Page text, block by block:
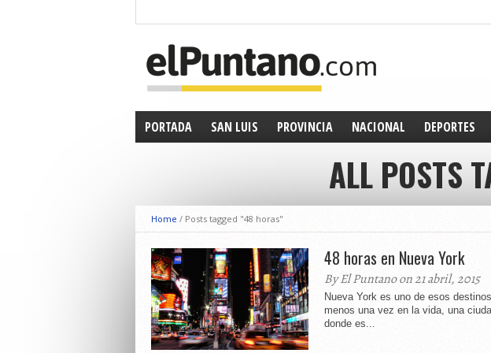
PORTADA SAN LUIS PROVINCIA NACIONAL DEPORTES
ALL POSTS
Home / Posts tagged "48 horas"
48 horas en Nueva York
By El Puntano on 21 abril, 2015
Nueva York es uno de esos
menos una vez en la vida, una
donde es...